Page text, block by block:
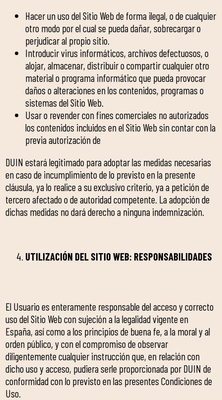
Hacer un uso del Sitio Web de forma ilegal, o de cualquier
otro modo por el cual se pueda dañar, sobrecargar o
perjudicar al propio sitio.
Introducir virus informáticos, archivos defectuosos, o
alojar, almacenar, distribuir o compartir cualquier otro
material o programa informático que pueda provocar
daños o alteraciones en los contenidos, programas o
sistemas del Sitio Web.
Usar o revender con fines comerciales no autorizados
los contenidos incluidos en el Sitio Web sin contar con la
previa autorización de
DUIN estará legitimado para adoptar las medidas necesarias
en caso de incumplimiento de lo previsto en la presente
cláusula, ya lo realice a su exclusivo criterio, ya a petición de
tercero afectado o de autoridad competente. La adopción de
dichas medidas no dará derecho a ninguna indemnización.
UTILIZACIÓN DEL SITIO WEB: RESPONSABILIDADES
El Usuario es enteramente responsable del acceso y correcto
uso del Sitio Web con sujeción a la legalidad vigente en
España, así como a los principios de buena fe, a la moral y al
orden público, y con el compromiso de observar
diligentemente cualquier instrucción que, en relación con
dicho uso y acceso, pudiera serle proporcionada por DUIN de
conformidad con lo previsto en las presentes Condiciones de
Uso.